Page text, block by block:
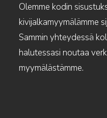
Olemme kodin
kivijalkamyymälämme
Sammin yhteydessä
halutessasi noutaa
myymälästämme.